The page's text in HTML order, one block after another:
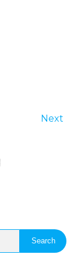
Next
Search